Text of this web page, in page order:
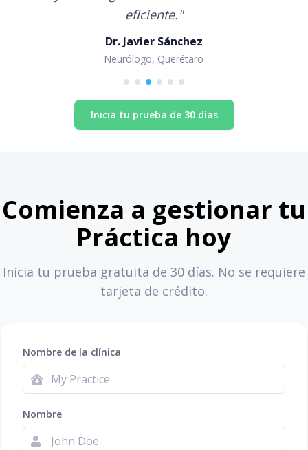
eficiente."
Dr. Javier Sánchez
Neurólogo, Querétaro
Inicia tu prueba de 30 días
Comienza a gestionar tu
Práctica hoy
Inicia tu prueba gratuita de 30 días. No se requiere
tarjeta de crédito.
Nombre de la clínica
Nombre